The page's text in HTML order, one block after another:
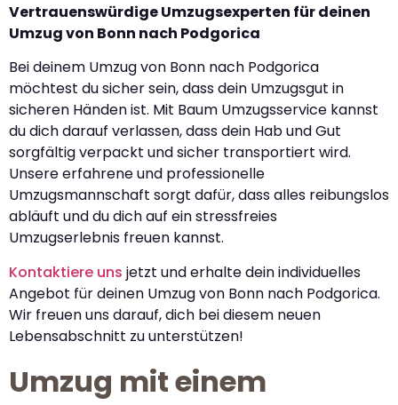
Vertrauenswürdige Umzugsexperten für deinen
Umzug von Bonn nach Podgorica
Bei deinem Umzug von Bonn nach Podgorica
möchtest du sicher sein, dass dein Umzugsgut in
sicheren Händen ist. Mit Baum Umzugsservice kannst
du dich darauf verlassen, dass dein Hab und Gut
sorgfältig verpackt und sicher transportiert wird.
Unsere erfahrene und professionelle
Umzugsmannschaft sorgt dafür, dass alles reibungslos
abläuft und du dich auf ein stressfreies
Umzugserlebnis freuen kannst.
Kontaktiere uns jetzt und erhalte dein individuelles
Angebot für deinen Umzug von Bonn nach Podgorica.
Wir freuen uns darauf, dich bei diesem neuen
Lebensabschnitt zu unterstützen!
Umzug mit einem